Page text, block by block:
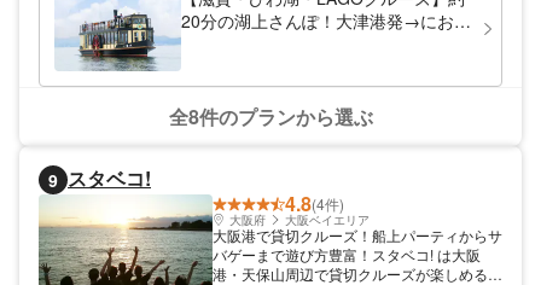
ぜひ湖上の時間を体感してみてください。
20分の湖上さんぽ！大津港発→におの
全8件のプランから選ぶ
9 スタベコ!
4.8(4件)
大阪府 大阪ベイエリア
大阪港で貸切クルーズ！船上パーティからサ
バゲーまで遊び方豊富！スタベコ! は大阪
港・天保山周辺で貸切クルーズが楽しめるシ